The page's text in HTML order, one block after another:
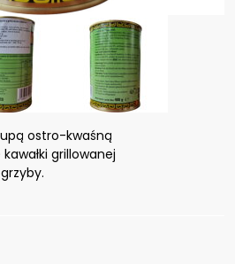
ostro-kwaśną
grillowanej